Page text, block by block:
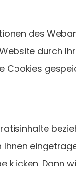
des
durch
Cookies
klicken. Dann